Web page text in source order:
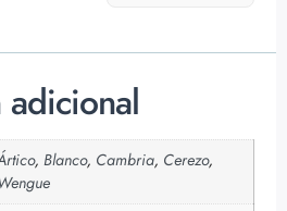
, Blanco, Cambria, Cerezo,